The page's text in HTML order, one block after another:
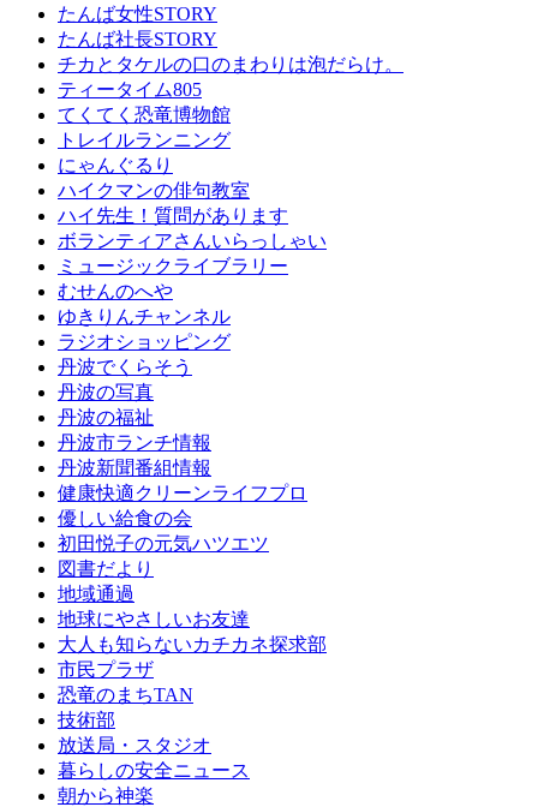
たんば女性STORY
たんば社長STORY
チカとタケルの口のまわりは泡だらけ。
ティータイム805
てくてく恐竜博物館
トレイルランニング
にゃんぐるり
ハイクマンの俳句教室
ハイ先生！質問があります
ボランティアさんいらっしゃい
ミュージックライブラリー
むせんのへや
ゆきりんチャンネル
ラジオショッピング
丹波でくらそう
丹波の写真
丹波の福祉
丹波市ランチ情報
丹波新聞番組情報
健康快適クリーンライフプロ
優しい給食の会
初田悦子の元気ハツエツ
図書だより
地域通過
地球にやさしいお友達
大人も知らないカチカネ探求部
市民プラザ
恐竜のまちTAN
技術部
放送局・スタジオ
暮らしの安全ニュース
朝から神楽